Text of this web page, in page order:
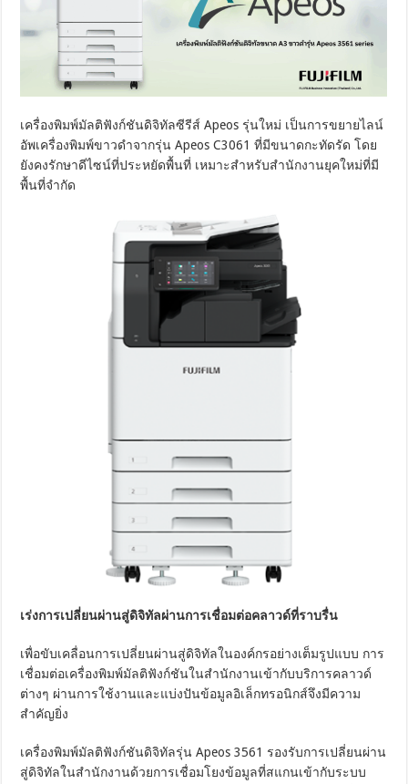
เครื่องพิมพ์มัลติฟังก์ชันดิจิทัลซีรีส์ Apeos รุ่นใหม่ เป็นการขยายไลน์
อัพเครื่องพิมพ์ขาวดำจากรุ่น Apeos C3061 ที่มีขนาดกะทัดรัด โดย
ยังคงรักษาดีไซน์ที่ประหยัดพื้นที่ เหมาะสำหรับสำนักงานยุคใหม่ที่มี
พื้นที่จำกัด
เร่งการเปลี่ยนผ่านสู่ดิจิทัลผ่านการเชื่อมต่อคลาวด์ที่ราบรื่น
เพื่อขับเคลื่อนการเปลี่ยนผ่านสู่ดิจิทัลในองค์กรอย่างเต็มรูปแบบ การ
เชื่อมต่อเครื่องพิมพ์มัลติฟังก์ชันในสำนักงานเข้ากับบริการคลาวด์
ต่างๆ ผ่านการใช้งานและแบ่งปันข้อมูลอิเล็กทรอนิกส์จึงมีความ
สำคัญยิ่ง
เครื่องพิมพ์มัลติฟังก์ชันดิจิทัลรุ่น Apeos 3561 รองรับการเปลี่ยนผ่าน
สู่ดิจิทัลในสำนักงานด้วยการเชื่อมโยงข้อมูลที่สแกนเข้ากับระบบ